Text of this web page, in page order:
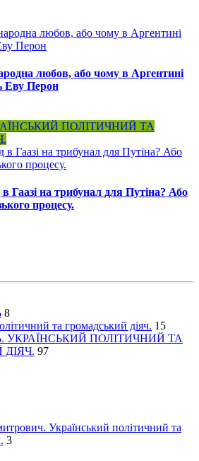
любов, або чому в Аргентині
Еву Перон
ПОЛІТИЧНИЙ ТА
Гаазі на трибунал для Путіна? Або
процесу.
8
та громадський діяч. 15
УКРАЇНСЬКИЙ ПОЛІТИЧНИЙ ТА
97
Український політичний та
3